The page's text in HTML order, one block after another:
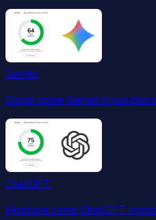
Gemini
Scopri come Gemini ti
ChatGPT
Monitora come ChatGPT